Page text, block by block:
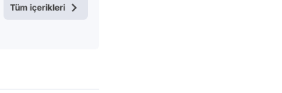
Tüm içerikleri